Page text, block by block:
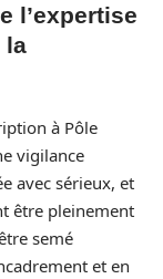
l’expertise
la
à Pôle
vigilance
avec sérieux, et
être pleinement
semé
et en